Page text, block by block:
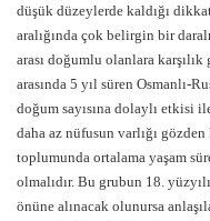
düşük düzeylerde kaldığı
aralığında çok belirgin bir
arası doğumlu olanlara
arasında 5 yıl süren Osmanlı-
doğum sayısına dolaylı etkisi
daha az nüfusun varlığı
toplumunda ortalama yaşam
olmalıdır. Bu grubun 18.
önüne alınacak olunursa